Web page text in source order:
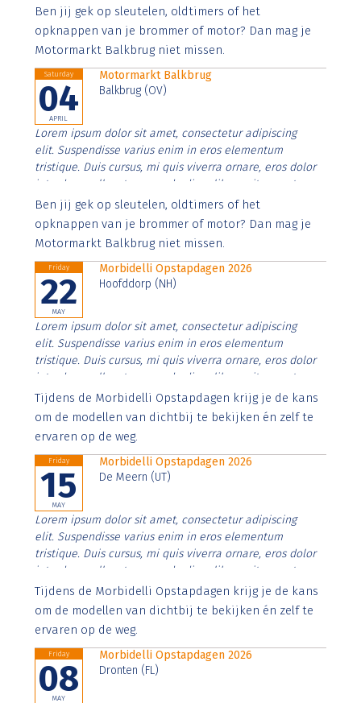
Aenean faucibus nibh et justo cursus id rutrum lorem
imperdiet. Nunc ut sem vitae risus tristique posuere.
Ben jij gek op sleutelen, oldtimers of het
opknappen van je brommer of motor? Dan mag je
Motormarkt Balkbrug niet missen.
Saturday
04
APRIL
Motormarkt Balkbrug
Balkbrug (OV)
Lorem ipsum dolor sit amet, consectetur adipiscing
elit. Suspendisse varius enim in eros elementum
tristique. Duis cursus, mi quis viverra ornare, eros dolor
interdum nulla, ut commodo diam libero vitae erat.
Aenean faucibus nibh et justo cursus id rutrum lorem
imperdiet. Nunc ut sem vitae risus tristique posuere.
Ben jij gek op sleutelen, oldtimers of het
opknappen van je brommer of motor? Dan mag je
Motormarkt Balkbrug niet missen.
Friday
22
MAY
Morbidelli Opstapdagen 2026
Hoofddorp (NH)
Lorem ipsum dolor sit amet, consectetur adipiscing
elit. Suspendisse varius enim in eros elementum
tristique. Duis cursus, mi quis viverra ornare, eros dolor
interdum nulla, ut commodo diam libero vitae erat.
Aenean faucibus nibh et justo cursus id rutrum lorem
imperdiet. Nunc ut sem vitae risus tristique posuere.
Tijdens de Morbidelli Opstapdagen krijg je de kans
om de modellen van dichtbij te bekijken én zelf te
ervaren op de weg.
Friday
15
MAY
Morbidelli Opstapdagen 2026
De Meern (UT)
Lorem ipsum dolor sit amet, consectetur adipiscing
elit. Suspendisse varius enim in eros elementum
tristique. Duis cursus, mi quis viverra ornare, eros dolor
interdum nulla, ut commodo diam libero vitae erat.
Aenean faucibus nibh et justo cursus id rutrum lorem
imperdiet. Nunc ut sem vitae risus tristique posuere.
Tijdens de Morbidelli Opstapdagen krijg je de kans
om de modellen van dichtbij te bekijken én zelf te
ervaren op de weg.
Friday
08
MAY
Morbidelli Opstapdagen 2026
Dronten (FL)